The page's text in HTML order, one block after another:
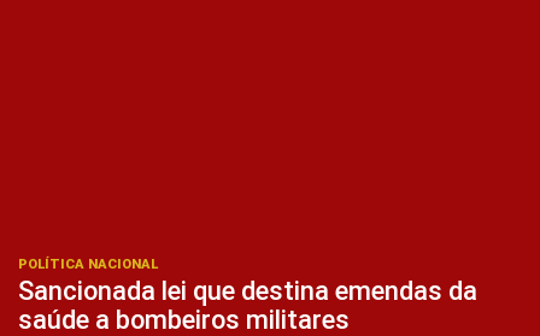
POLÍTICA NACIONAL
Sancionada lei que destina emendas da
saúde a bombeiros militares